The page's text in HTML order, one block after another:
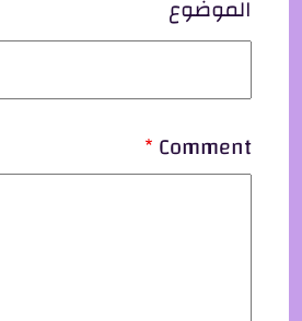
الموضوع
Comment